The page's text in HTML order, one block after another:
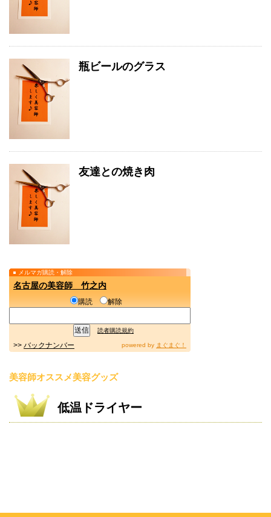
瓶ビールのグラス
友達との焼き肉
メルマガ購読・解除
名古屋の美容師 竹之内
購読 解除
読者購読規約
>> バックナンバー powered by まぐまぐ！
美容師オススメ美容グッズ
低温ドライヤー